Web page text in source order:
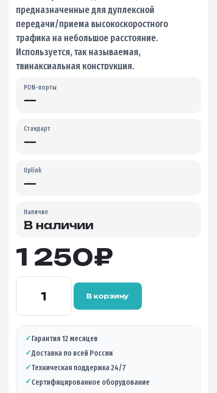
предназначенные для дуплексной
передачи/приема высокоскоростного
трафика на небольшое расстояние.
Используется, так называемая,
твинаксиальная конструкция,
медных жил, защищенных общим экраном.…
PON-порты
—
Стандарт
—
Uplink
—
Наличие
В наличии
1 250₽
Количество
кабель
Direct
Attached
(DAC)
BTL-
SFP+DA1,
10Гбит,
В корзину
✓Гарантия 12 месяцев
✓Доставка по всей России
✓Техническая поддержка 24/7
✓Сертифицированное оборудование